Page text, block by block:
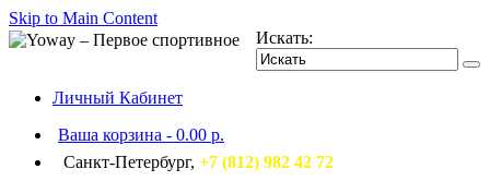
Skip to Main Content
Искать:
Личный Кабинет
Ваша корзина - 0.00 р.
Санкт-Петербург, +7 (812) 982 42 72